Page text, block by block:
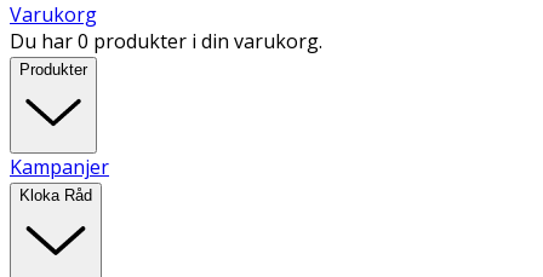
Varukorg
Du har 0 produkter i din varukorg.
Produkter
Kampanjer
Kloka Råd